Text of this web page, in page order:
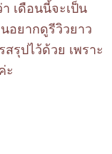
เดือนนี้จะเป็น
อยากดูรีวิวยาว
รุปไว้ด้วย เพราะ
ะ